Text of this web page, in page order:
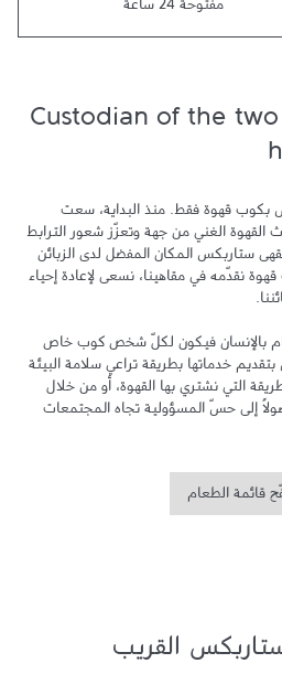
مفتوحة 24 ساعة
نبذة عن ستاربكس Custodian of the two
قائمة الطعام
القريب